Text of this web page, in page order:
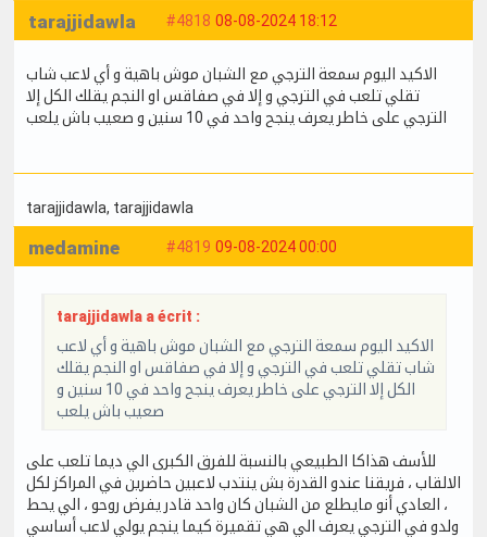
#4818 08-08-2024 18:12
tarajjidawla
الاكيد اليوم سمعة الترجي مع الشبان موش باهية و أي لاعب شاب
تقلي تلعب في الترجي و إلا في صفاقس او النجم يقلك الكل إلا
الترجي على خاطر يعرف ينجح واحد في 10 سنين و صعيب باش يلعب
tarajjidawla, tarajjidawla
#4819 09-08-2024 00:00
medamine
tarajjidawla a écrit :
الاكيد اليوم سمعة الترجي مع الشبان موش باهية و أي لاعب
شاب تقلي تلعب في الترجي و إلا في صفاقس او النجم يقلك
الكل إلا الترجي على خاطر يعرف ينجح واحد في 10 سنين و
صعيب باش يلعب
للأسف هذاكا الطبيعي بالنسبة للفرق الكبرى الي ديما تلعب على
الالقاب ، فريقنا عندو القدرة بش ينتدب لاعبين حاضرين في المراكز لكل
، العادي أنو مايطلع من الشبان كان واحد قادر يفرض روحو ، الي يحط
ولدو في الترجي يعرف الي هي تقميرة كيما ينجم يولي لاعب أساسي